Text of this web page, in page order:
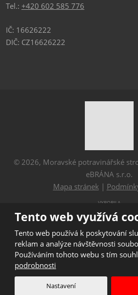
Tel.: +420 602 585 776
IČ: 16626222
DIČ: CZ16626222
© 2026, Moravské potravinářské
eBRÁNA s.r.o.
Mapa stránek |
VYROBILA
Tento web je chráněn pomocí Google
pro něj
zásady ochrany osobních údajů
společnosti
Tento web využívá
Tento web používá k poskytování
reklam a analýze návštěvnosti
Používáním tohoto webu s tím
podrobnosti
Nastavení